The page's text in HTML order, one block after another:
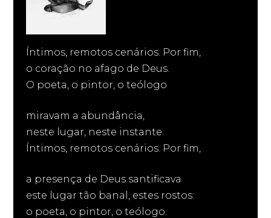
Íntimos, remotos cenários. Por fim,
o coração no afago de Deus.
O poeta, o pintor, o teólogo
miravam a abundância,
neste lugar, neste instante.
Íntimos, remotos cenários. Por fim,
a presença de Deus santificava
este lugar tão banal, estes rostos:
o poeta, o pintor, o teólogo.